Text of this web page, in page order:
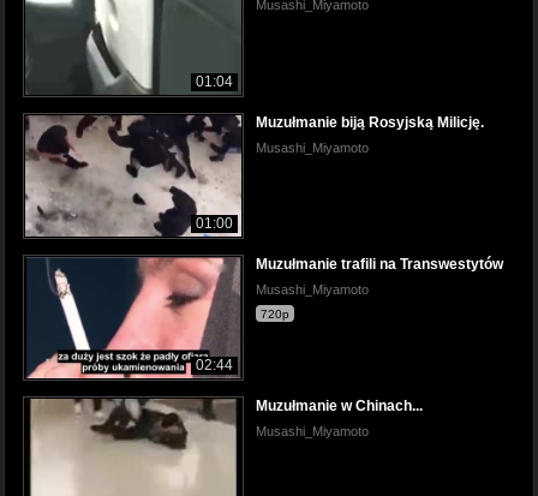
01:04
Musashi_Miyamoto
01:00
Muzułmanie biją Rosyjską Milicję.
Musashi_Miyamoto
02:44
Muzułmanie trafili na Transwestytów
Musashi_Miyamoto
720p
Muzułmanie w Chinach...
Musashi_Miyamoto